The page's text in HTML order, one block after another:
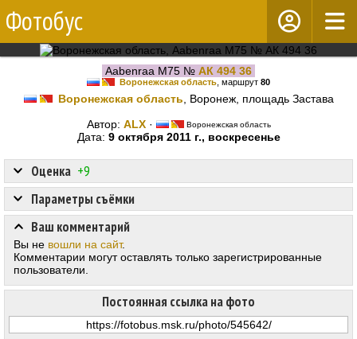
Фотобус
Aabenraa M75 № АК 494 36
Воронежская область , маршрут 80
Воронежская область , Воронеж, площадь Застава
Автор: ALX· Воронежская область
Дата: 9 октября 2011 г., воскресенье
Оценка +9
Постоянная ссылка на фото
Параметры съёмки
Ваш комментарий
Вы не вошли на сайт.
Комментарии могут оставлять только зарегистрированные
пользователи.